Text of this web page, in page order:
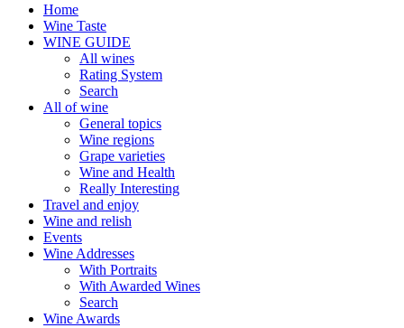
Home
Wine Taste
WINE GUIDE
All wines
Rating System
Search
All of wine
General topics
Wine regions
Grape varieties
Wine and Health
Really Interesting
Travel and enjoy
Wine and relish
Events
Wine Addresses
With Portraits
With Awarded Wines
Search
Wine Awards